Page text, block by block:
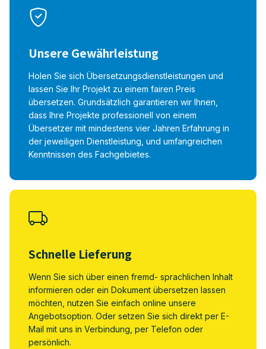
Unsere Gewährleistung
Holen Sie sich Übersetzungsdienstleistungen und
lassen Sie Ihr Projekt zu einem fairen Preis
übersetzen. Grundsätzlich garantieren wir Ihnen,
dass Ihre Projekte professionell von einem
Übersetzer mit mindestens vier Jahren Erfahrung in
der jeweiligen Dienstleistung, und umfangreichen
Kenntnissen des Fachgebietes.
Schnelle Lieferung
Wenn Sie sich über einen fremd- sprachlichen Inhalt
informieren oder ein Dokument übersetzen lassen
möchten, nutzen Sie einfach online unsere
Angebotsoption. Oder setzen Sie sich direkt per E-
Mail mit uns in Verbindung, per Telefon oder
persönlich.